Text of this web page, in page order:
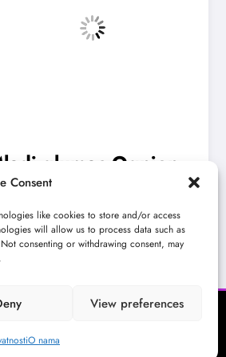
Consent
like cookies to store and/or access
will allow us to process data such as
consenting or withdrawing consent, may
View preferences
O nama
Počinje 33. BELEF:
Pogledajte program
festivala do sredine
jula
jun 20, 2026 Kulturni kišobran